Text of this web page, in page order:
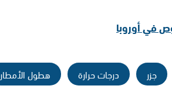
جزر درجات حرارة هطول الأمطار